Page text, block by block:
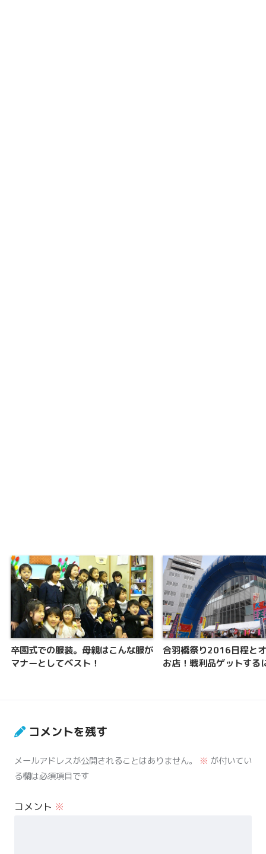
卒園式での服装。母親はこんな服が
マナーとしてベスト！
合羽橋祭り2016日程と
お店！戦利品ゲットする
コメントを残す
メールアドレスが公開されることはありません。 ※ が付いてい
る欄は必須項目です
コメント ※